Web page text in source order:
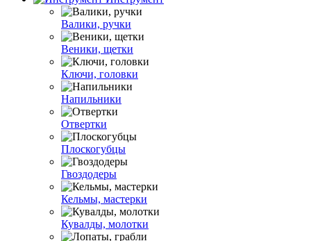
Валики, ручки
Веники, щетки
Ключи, головки
Напильники
Отвертки
Плоскогубцы
Гвоздодеры
Кельмы, мастерки
Кувалды, молотки